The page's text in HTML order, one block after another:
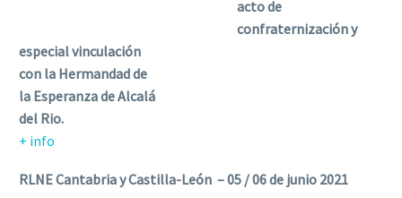
acto de
confraternización y
especial vinculación
con la Hermandad de
la Esperanza de Alcalá
del Rio.
+ info
RLNE Cantabria y Castilla-León – 05 / 06 de junio 2021